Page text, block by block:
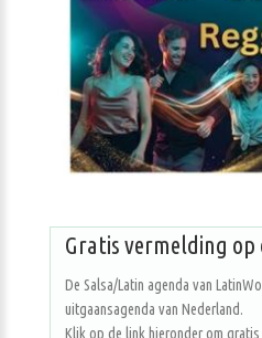
Gratis vermelding op
De Salsa/Latin agenda van
uitgaansagenda van Nederland.
Klik op de link hieronder om gratis